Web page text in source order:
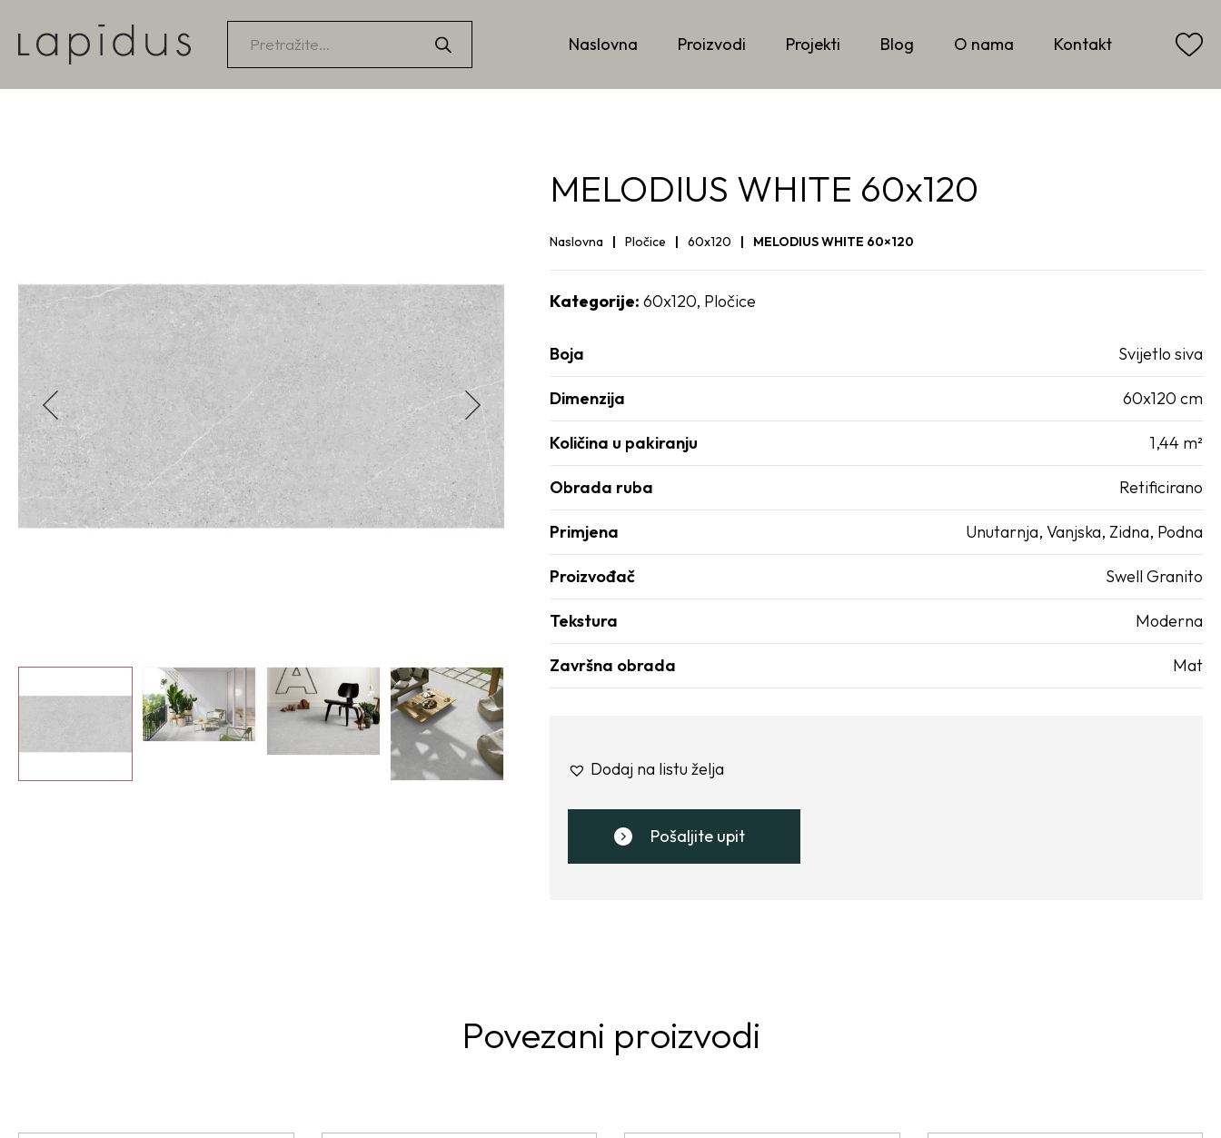
Products
search
Naslovna Proizvodi Projekti Blog O nama Kontakt
MELODIUS WHITE 60x120
Naslovna Pločice 60x120 MELODIUS WHITE 60×120
Kategorije: 60x120, Pločice
Boja Svijetlo siva
Dimenzija 60x120 cm
Količina u pakiranju 1,44 m²
Obrada ruba Retificirano
Primjena Unutarnja, Vanjska, Zidna, Podna
Proizvođač Swell Granito
Tekstura Moderna
Završna obrada Mat
Dodaj na listu želja
Pošaljite upit
Povezani proizvodi